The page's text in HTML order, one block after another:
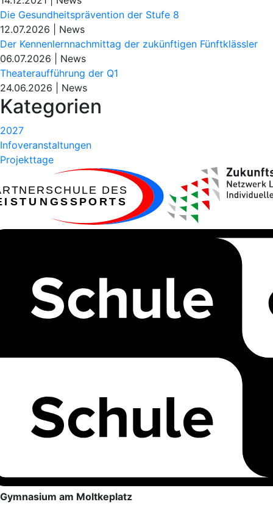
Die Gesundheitsprävention der Stufe 8
12.07.2026
News
Der Kennenlernnachmittag der zukünftigen Fünftklässler
06.07.2026
News
Theateraufführung der Q1
24.06.2026
News
Kategorien
2027
Infoveranstaltungen
Projekttage
ARTNERSCHULE DES
EISTUNGSSPORTS
Gymnasium am Moltkeplatz